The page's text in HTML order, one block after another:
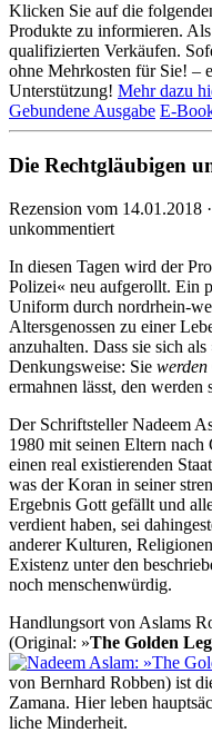
Klicken Sie auf die
Produkte zu informieren.
qualifizierten Verkäufen.
ohne Mehrkosten für Sie! –
Unterstützung! Mehr dazu
Gebundene Ausgabe E-
Die Rechtgläubigen
Rezension vom 14.01.2018 ·
unkommentiert
In diesen Tagen wird der
Polizei« neu aufgerollt. Ein
Uniform durch nord­rhein-
Altersge­nossen zu einer
anzu­halten. Dass sie sich
Denkungs­weise: Sie werden
ermahnen lässt, den werden
Der Schriftsteller Nadeem
1980 mit seinen Eltern
einen real existie­renden
was der Koran in seiner
Ergebnis Gott gefällt und
verdient haben, sei
anderer Kulturen,
Existenz unter den
noch menschen­würdig.
Handlungsort von Aslams
(Original: »The Golden
von Bernhard Robben) ist
Zamana. Hier leben
liche Minder­heit.